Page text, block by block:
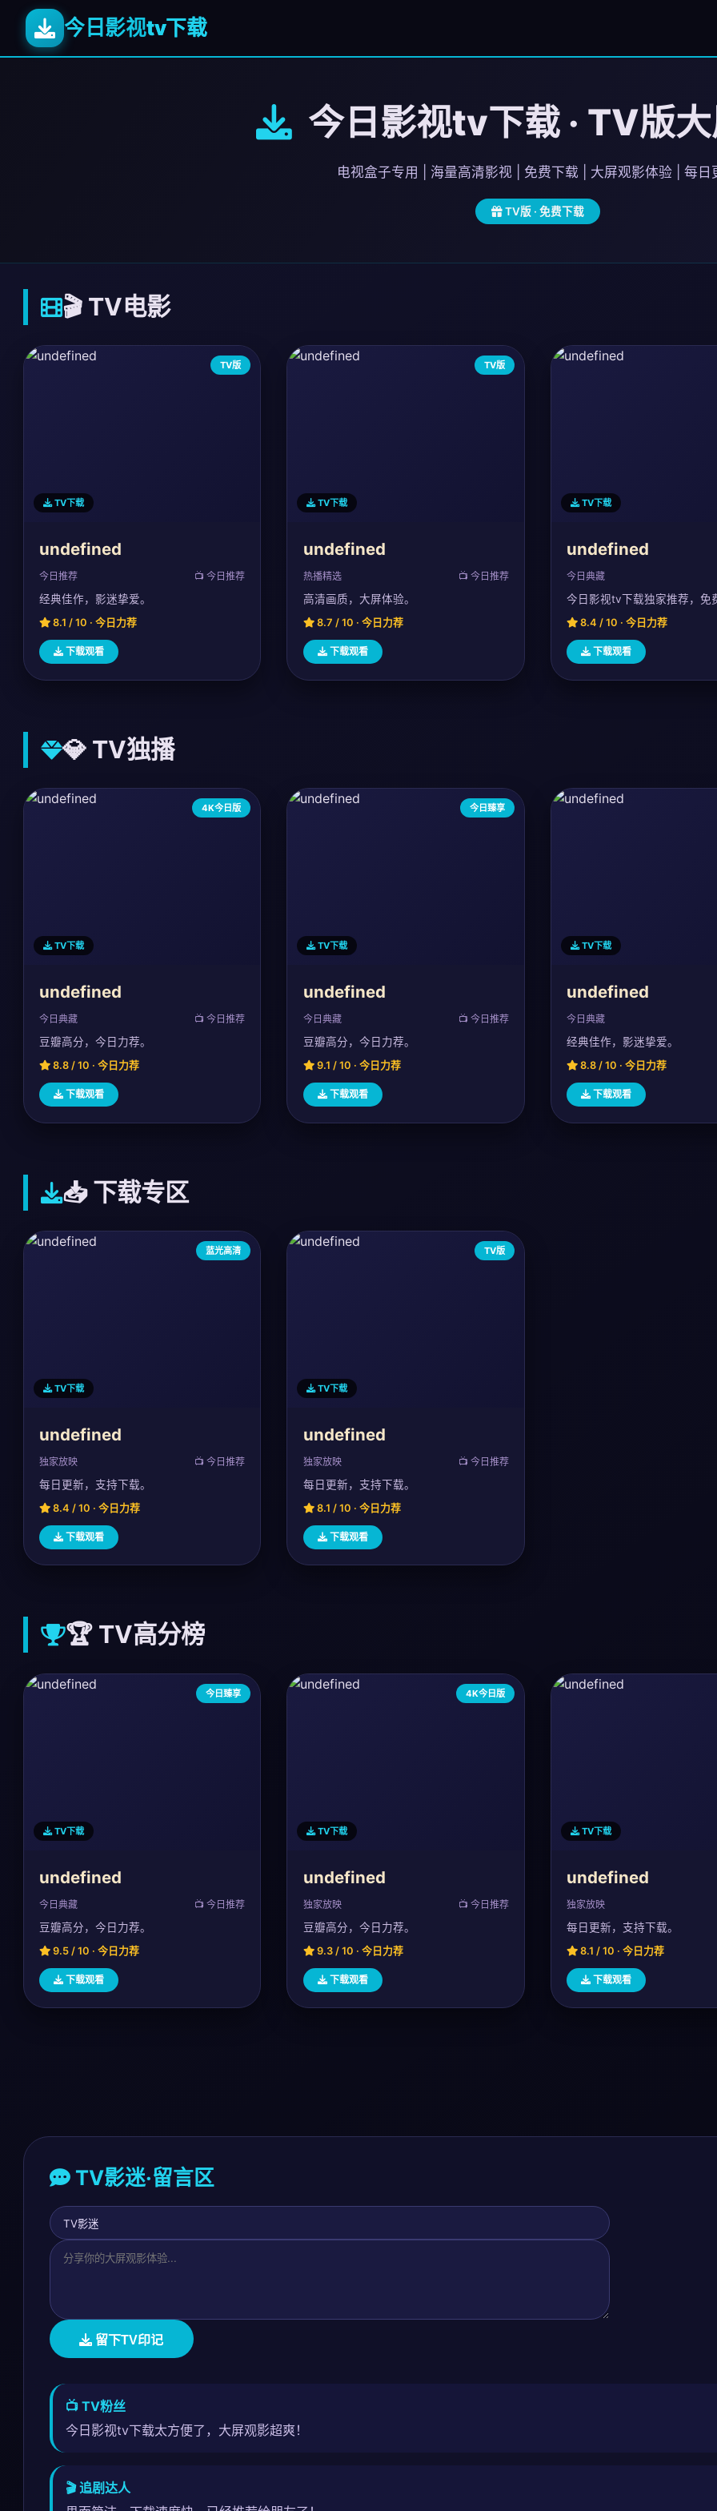
今日影视tv下载
今日影视tv下载 · TV版
电视盒子专用 | 海量高清影视 | 免费下载 | 大屏观影体验 | 每日
TV版 · 免费下载
🎬 TV电影
TV版
TV下载
undefined
今日推荐 📺 今日推荐
经典佳作，影迷挚爱。
8.1 / 10 · 今日力荐
下载观看
TV版
TV下载
undefined
热播精选 📺 今日推荐
高清画质，大屏体验。
8.7 / 10 · 今日力荐
下载观看
TV下载
undefined
今日典藏
今日影视tv下载独家推荐，免
8.4 / 10 · 今日力荐
下载观看
💎 TV独播
4K今日版
TV下载
undefined
今日典藏 📺 今日推荐
豆瓣高分，今日力荐。
8.8 / 10 · 今日力荐
下载观看
今日臻享
TV下载
undefined
今日典藏 📺 今日推荐
豆瓣高分，今日力荐。
9.1 / 10 · 今日力荐
下载观看
TV下载
undefined
今日典藏
经典佳作，影迷挚爱。
8.8 / 10 · 今日力荐
下载观看
📥 下载专区
蓝光高清
TV下载
undefined
独家放映 📺 今日推荐
每日更新，支持下载。
8.4 / 10 · 今日力荐
下载观看
TV版
TV下载
undefined
独家放映 📺 今日推荐
每日更新，支持下载。
8.1 / 10 · 今日力荐
下载观看
🏆 TV高分榜
今日臻享
TV下载
undefined
今日典藏 📺 今日推荐
豆瓣高分，今日力荐。
9.5 / 10 · 今日力荐
下载观看
4K今日版
TV下载
undefined
独家放映 📺 今日推荐
豆瓣高分，今日力荐。
9.3 / 10 · 今日力荐
下载观看
TV下载
undefined
独家放映
每日更新，支持下载。
8.1 / 10 · 今日力荐
下载观看
TV影迷·留言区
留下TV印记
📺 TV粉丝
今日影视tv下载太方便了，大屏观影超爽！
🎬 追剧达人